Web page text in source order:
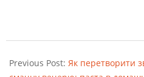
08-
Previous Post: Як перетворити